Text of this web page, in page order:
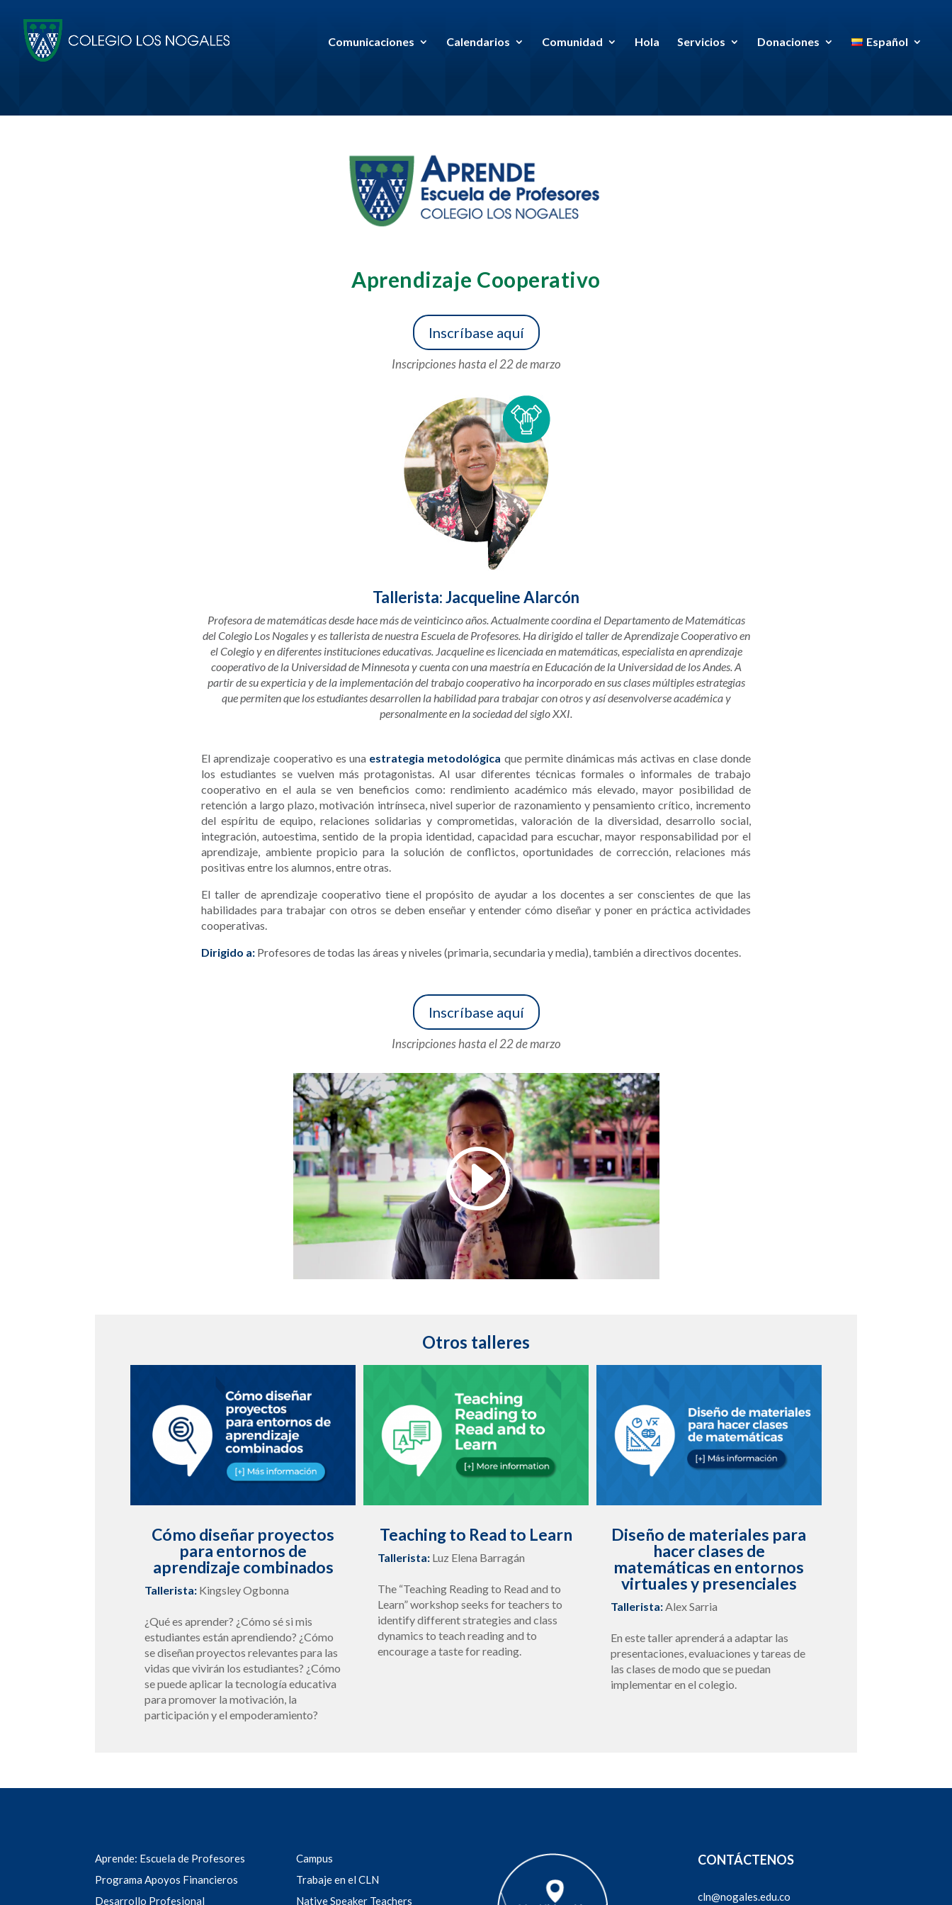
Comunicaciones Calendarios Comunidad Hola Servicios Donaciones Español
Aprendizaje Cooperativo
Inscríbase aquí
Inscripciones hasta el 22 de marzo
Tallerista: Jacqueline Alarcón
Profesora de matemáticas desde hace más de veinticinco años. Actualmente coordina el Departamento de Matemáticas
del Colegio Los Nogales y es tallerista de nuestra Escuela de Profesores. Ha dirigido el taller de Aprendizaje Cooperativo en
el Colegio y en diferentes instituciones educativas. Jacqueline es licenciada en matemáticas, especialista en aprendizaje
cooperativo de la Universidad de Minnesota y cuenta con una maestría en Educación de la Universidad de los Andes. A
partir de su experticia y de la implementación del trabajo cooperativo ha incorporado en sus clases múltiples estrategias
que permiten que los estudiantes desarrollen la habilidad para trabajar con otros y así desenvolverse académica y
personalmente en la sociedad del siglo XXI.
El aprendizaje cooperativo es una estrategia metodológica que permite dinámicas más activas en clase donde
los estudiantes se vuelven más protagonistas. Al usar diferentes técnicas formales o informales de trabajo
cooperativo en el aula se ven beneficios como: rendimiento académico más elevado, mayor posibilidad de
retención a largo plazo, motivación intrínseca, nivel superior de razonamiento y pensamiento crítico, incremento
del espíritu de equipo, relaciones solidarias y comprometidas, valoración de la diversidad, desarrollo social,
integración, autoestima, sentido de la propia identidad, capacidad para escuchar, mayor responsabilidad por el
aprendizaje, ambiente propicio para la solución de conflictos, oportunidades de corrección, relaciones más
positivas entre los alumnos, entre otras.
El taller de aprendizaje cooperativo tiene el propósito de ayudar a los docentes a ser conscientes de que las
habilidades para trabajar con otros se deben enseñar y entender cómo diseñar y poner en práctica actividades
cooperativas.
Dirigido a: Profesores de todas las áreas y niveles (primaria, secundaria y media), también a directivos docentes.
Inscríbase aquí
Inscripciones hasta el 22 de marzo
Otros talleres
Cómo diseñar proyectos
para entornos de
aprendizaje combinados
Tallerista: Kingsley Ogbonna
¿Qué es aprender? ¿Cómo sé si mis
estudiantes están aprendiendo? ¿Cómo
se diseñan proyectos relevantes para las
vidas que vivirán los estudiantes? ¿Cómo
se puede aplicar la tecnología educativa
para promover la motivación, la
participación y el empoderamiento?
Teaching to Read to Learn
Tallerista: Luz Elena Barragán
The “Teaching Reading to Read and to
Learn” workshop seeks for teachers to
identify different strategies and class
dynamics to teach reading and to
encourage a taste for reading.
Diseño de materiales para
hacer clases de
matemáticas en entornos
virtuales y presenciales
Tallerista:Alex Sarria
En este taller aprenderá a adaptar las
presentaciones, evaluaciones y tareas de
las clases de modo que se puedan
implementar en el colegio.
Aprende: Escuela de Profesores
Programa Apoyos Financieros
Desarrollo Profesional
Campus
Trabaje en el CLN
Native Speaker Teachers
CONTÁCTENOS
cln@nogales.edu.co